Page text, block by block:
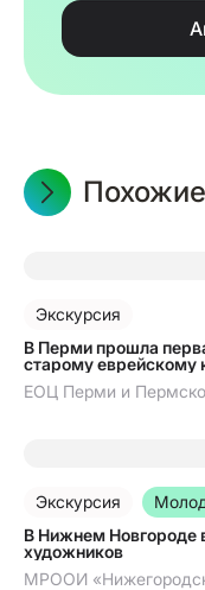
Экскурсия
В Перми прошла
старому еврейскому
ЕОЦ Перми и
09.07.2026
Экскурсия
В Нижнем Новгороде
художников
МРООИ